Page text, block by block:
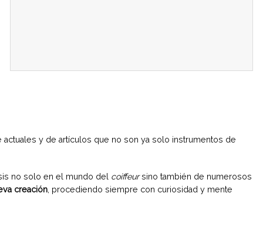
y de artículos que no son ya solo instrumentos de
no solo en el mundo del coiffeursino también de numerosos
creación , procediendo siempre con curiosidad y mente